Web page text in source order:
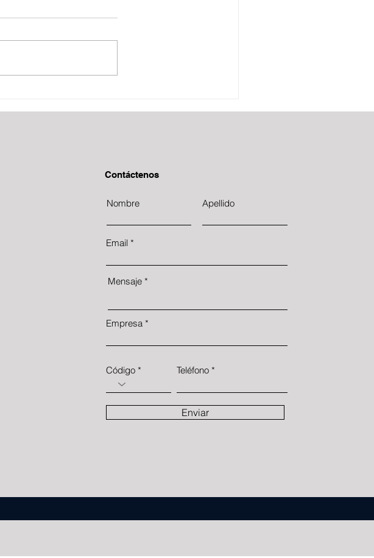
Contáctenos
Nombre Apellido
Email
Mensaje
Empresa
Código Teléfono
Enviar